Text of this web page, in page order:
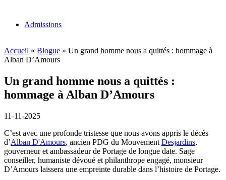
Admissions
Accueil » Blogue » Un grand homme nous a quittés : hommage à
Alban D’Amours
Un grand homme nous a quittés :
hommage à Alban D’Amours
11-11-2025
C’est avec une profonde tristesse que nous avons appris le décès
d’Alban D'Amours, ancien PDG du Mouvement Desjardins,
gouverneur et ambassadeur de Portage de longue date. Sage
conseiller, humaniste dévoué et philanthrope engagé, monsieur
D’Amours laissera une empreinte durable dans l’histoire de Portage.